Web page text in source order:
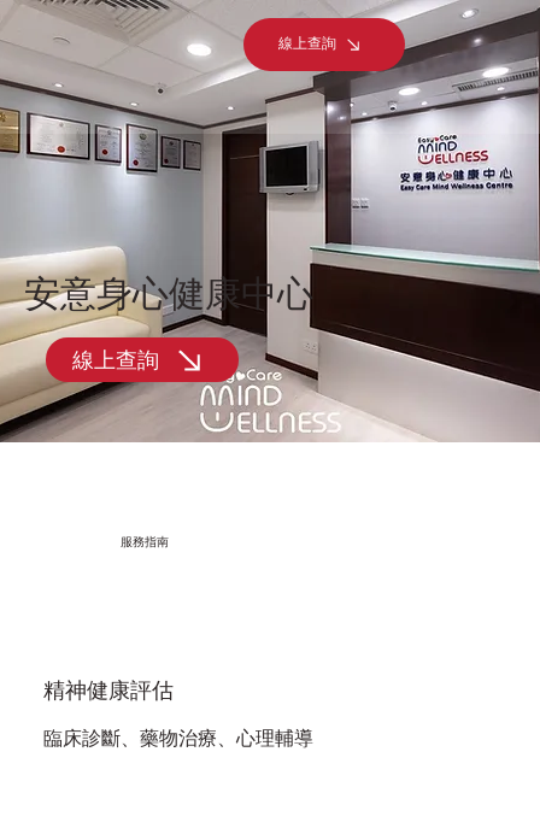
線上查詢
安意身心健康中心
線上查詢
精神健康評估
臨床診斷、藥物治療、心理輔導
服務指南